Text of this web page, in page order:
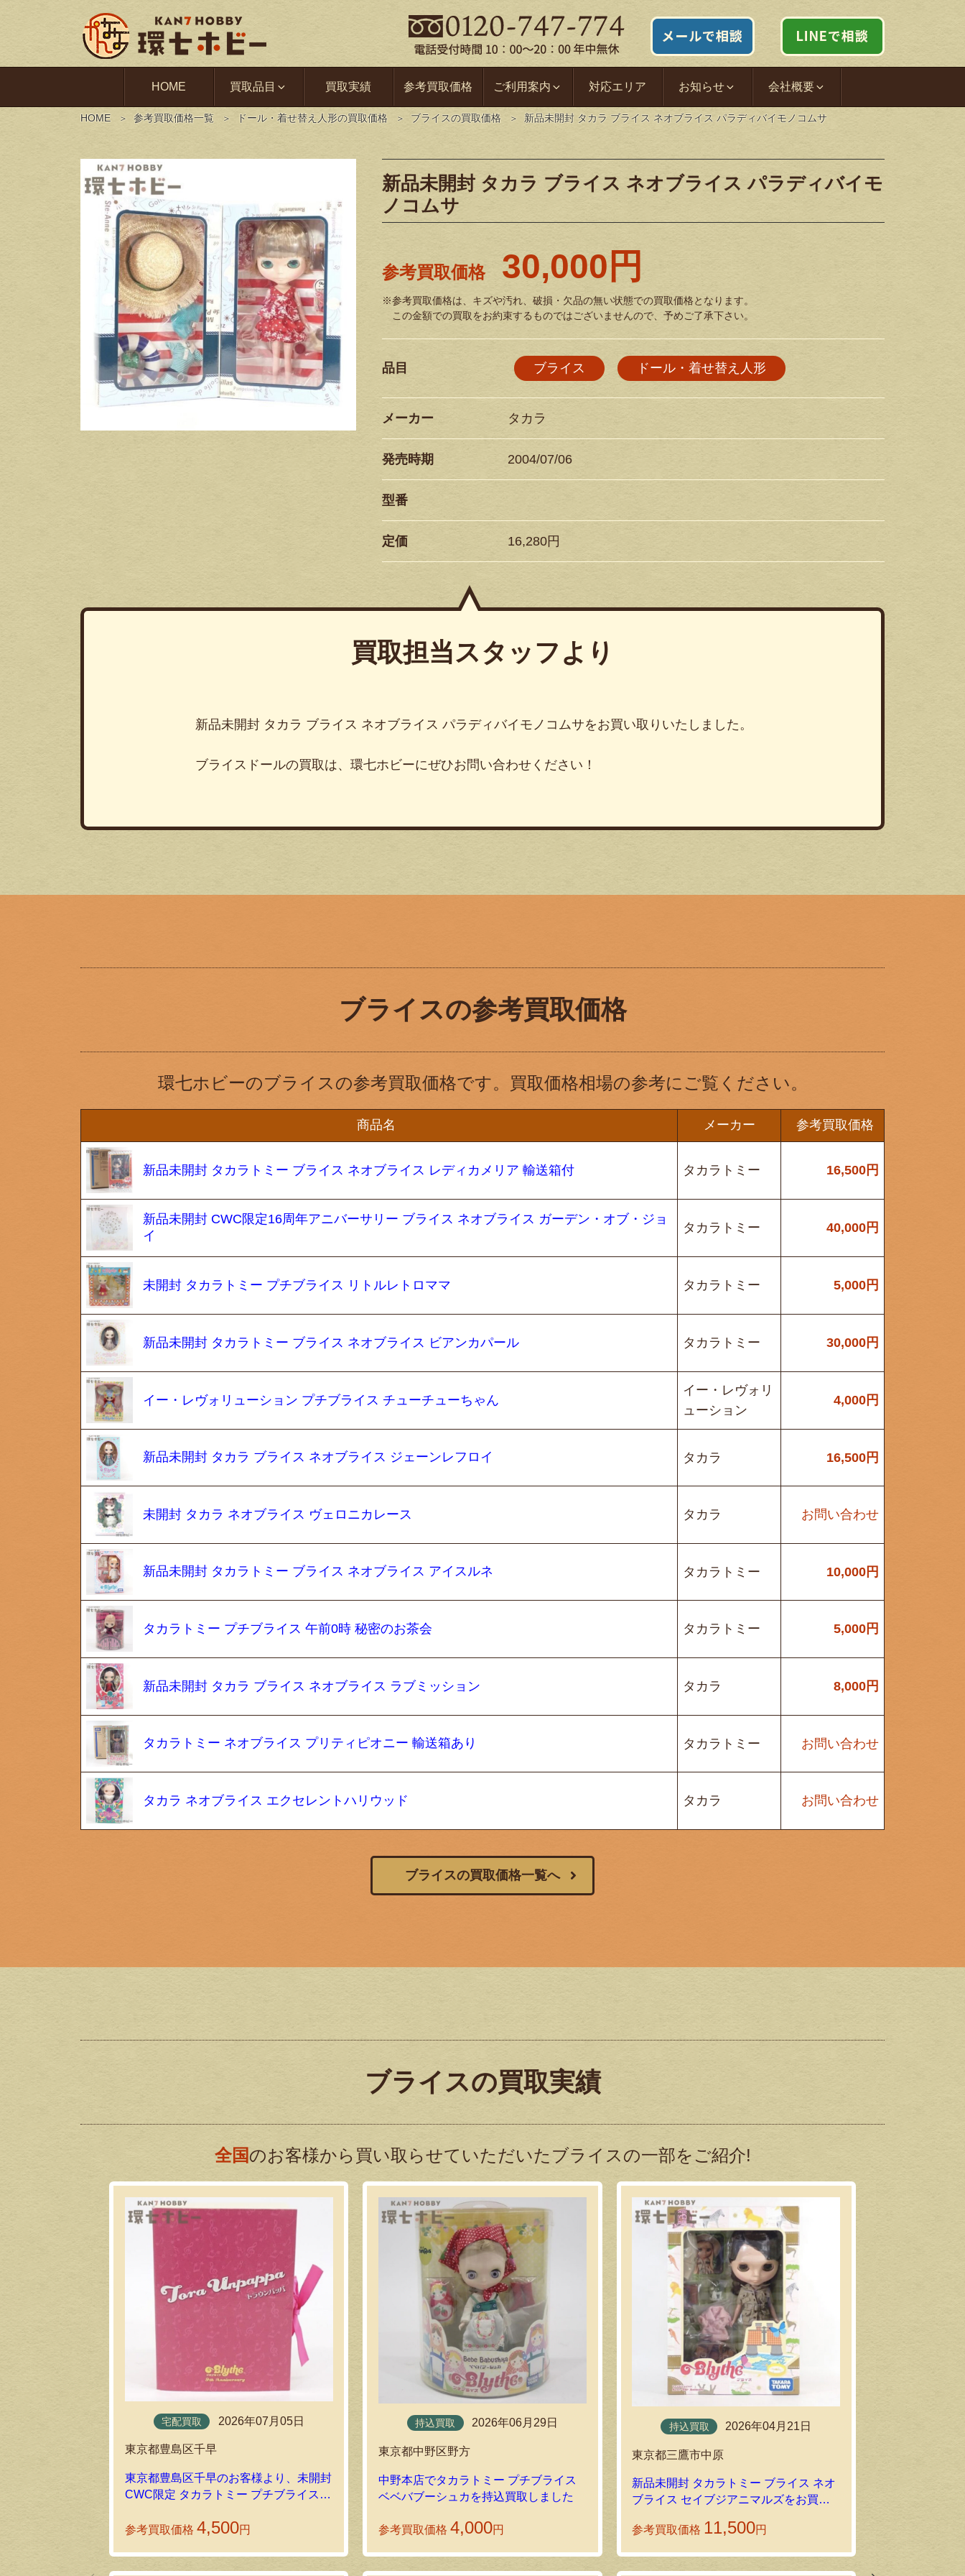
HOME 買取品目 買取実績 参考買取価格 ご利用案内 対応エリア お知らせ 会社概要
HOME 参考買取価格一覧 ドール・着せ替え人形の買取価格 ブライスの買取価格 新品未開封 タカラ ブライス ネオブライス パラディバイモノコムサ
新品未開封 タカラ ブライス ネオブライス パラディバイモ
ノコムサ
参考買取価格 30,000円
※参考買取価格は、キズや汚れ、破損・欠品の無い状態での買取価格となります。
この金額での買取をお約束するものではございませんので、予めご了承下さい。
品目 ブライス ドール・着せ替え人形
メーカー タカラ
発売時期 2004/07/06
型番
定価 16,280円
買取担当スタッフより
新品未開封 タカラ ブライス ネオブライス パラディバイモノコムサをお買い取りいたしました。
ブライスドールの買取は、環七ホビーにぜひお問い合わせください！
ブライスの参考買取価格
環七ホビーのブライスの参考買取価格です。買取価格相場の参考にご覧ください。
商品名 メーカー 参考買取価格
新品未開封 タカラトミー ブライス ネオブライス レディカメリア 輸送箱付 タカラトミー 16,500円
新品未開封 CWC限定16周年アニバーサリー ブライス ネオブライス ガーデン・オブ・ジョ
イ
タカラトミー 40,000円
未開封 タカラトミー プチブライス リトルレトロママ タカラトミー 5,000円
新品未開封 タカラトミー ブライス ネオブライス ビアンカパール タカラトミー 30,000円
イー・レヴォリューション プチブライス チューチューちゃん
イー・レヴォリ
ューション
4,000円
新品未開封 タカラ ブライス ネオブライス ジェーンレフロイ タカラ 16,500円
未開封 タカラ ネオブライス ヴェロニカレース タカラ お問い合わせ
新品未開封 タカラトミー ブライス ネオブライス アイスルネ タカラトミー 10,000円
タカラトミー プチブライス 午前0時 秘密のお茶会 タカラトミー 5,000円
新品未開封 タカラ ブライス ネオブライス ラブミッション タカラ 8,000円
タカラトミー ネオブライス プリティピオニー 輸送箱あり タカラトミー お問い合わせ
タカラ ネオブライス エクセレントハリウッド タカラ お問い合わせ
ブライスの買取価格一覧へ
ブライスの買取実績
全国のお客様から買い取らせていただいたブライスの一部をご紹介!
宅配買取 2026年07月05日
東京都豊島区千早
東京都豊島区千早のお客様より、未開封
CWC限定 タカラトミー プチブライス
参考買取価格 4,500円
持込買取 2026年06月29日
東京都中野区野方
中野本店でタカラトミー プチブライス
ベベバブーシュカを持込買取しました
参考買取価格4,000円
持込買取 2026年04月21日
東京都三鷹市中原
新品未開封 タカラトミー ブライス ネオ
ブライス セイブジアニマルズをお買い
取
参考買取価格 11,500円